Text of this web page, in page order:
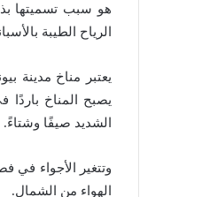
هو سبب تسميتها
الرياح الطيبة
يعتبر مناخ مدينة
يصبح المناخ
الشديد صيفًا وشتاءً.
وتتغير الأجواء في
الهواء من الشمال.